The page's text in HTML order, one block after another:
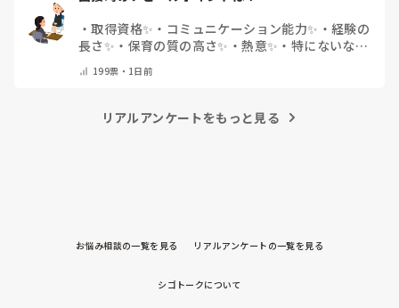
・取得資格✨ ・ コミュニケーション能力✨ ・ 経験の
長さ✨ ・ 保育の質の高さ✨ ・熱意✨ ・ 特にないな・
199票・ 1日前
リアルアンケートをもっと見る
お悩み相談の一覧を見る リアルアンケートの一覧を見る
シゴトークについて